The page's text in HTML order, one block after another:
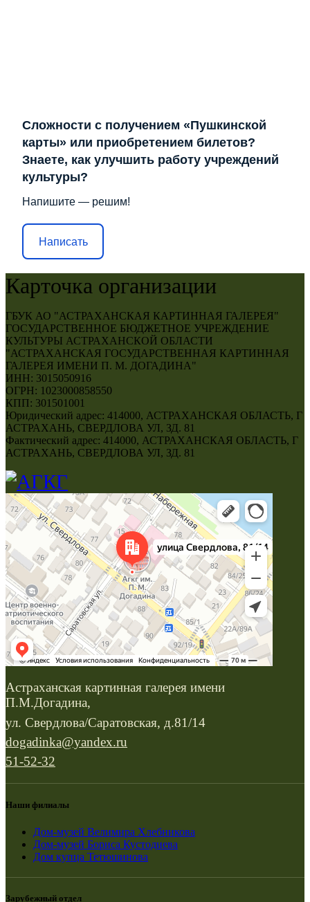
Сложности с получением «Пушкинской
карты» или приобретением билетов?
Знаете, как улучшить работу учреждений
культуры?
Напишите — решим!
Написать
Карточка организации
ГБУК АО "АСТРАХАНСКАЯ КАРТИННАЯ ГАЛЕРЕЯ"
ГОСУДАРСТВЕННОЕ БЮДЖЕТНОЕ УЧРЕЖДЕНИЕ
КУЛЬТУРЫ АСТРАХАНСКОЙ ОБЛАСТИ
"АСТРАХАНСКАЯ ГОСУДАРСТВЕННАЯ КАРТИННАЯ
ГАЛЕРЕЯ ИМЕНИ П. М. ДОГАДИНА"
ИНН: 3015050916
ОГРН: 1023000858550
КПП: 301501001
Юридический адрес: 414000, АСТРАХАНСКАЯ ОБЛАСТЬ, Г
АСТРАХАНЬ, СВЕРДЛОВА УЛ, ЗД. 81
Фактический адрес: 414000, АСТРАХАНСКАЯ ОБЛАСТЬ, Г
АСТРАХАНЬ, СВЕРДЛОВА УЛ, ЗД. 81
Астраханская картинная галерея имени
П.М.Догадина,
ул. Свердлова/Саратовская, д.81/14
dogadinka@yandex.ru
51-52-32
Наши филиалы
Дом-музей Велимира Хлебникова
Дом-музей Бориса Кустодиева
Дом купца Тетюшинова
Зарубежный отдел